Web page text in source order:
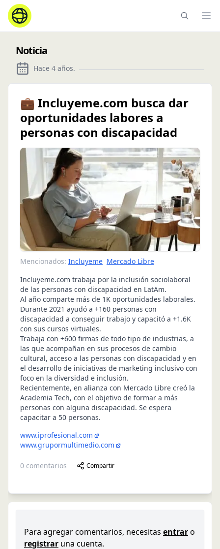
Noticia
Hace 4 años.
💼 Incluyeme.com busca dar
oportunidades labores a
personas con discapacidad
Mencionados: Incluyeme Mercado Libre
Incluyeme.com trabaja por la inclusión sociolaboral
de las personas con discapacidad en LatAm.
Al año comparte más de 1K oportunidades laborales.
Durante 2021 ayudó a +160 personas con
discapacidad a conseguir trabajo y capacitó a +1.6K
con sus cursos virtuales.
Trabaja con +600 firmas de todo tipo de industrias, a
las que acompañan en sus procesos de cambio
cultural, acceso a las personas con discapacidad y en
el desarrollo de iniciativas de marketing inclusivo con
foco en la diversidad e inclusión.
Recientemente, en alianza con Mercado Libre creó la
Academia Tech, con el objetivo de formar a más
personas con alguna discapacidad. Se espera
capacitar a 50 personas.
www.iprofesional.com
www.grupormultimedio.com
0 comentarios Compartir
Para agregar comentarios, necesitas entraro
registrar una cuenta.